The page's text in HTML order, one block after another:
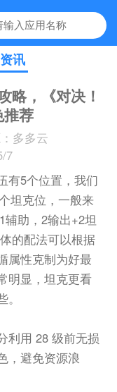
资讯
略，《对决！
荐
多多云
7
有5个位置，我们
坦克位，一般来
助，2输出+2坦
的配法可以根据
属性克制为好最
明显，坦克更看
利用 28 级前无损
，避免资源浪